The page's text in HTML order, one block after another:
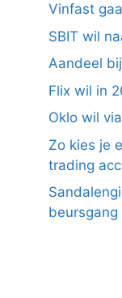
Vinfast
SBIT wil
Aandeel
Flix wil in
Oklo wil
Zo kies je
trading
beursgang